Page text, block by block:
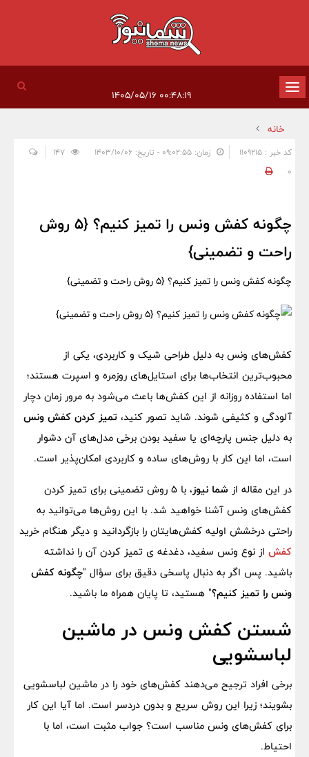
تغییر
وضعیت
ناوبری
خانه
کد خبر : 1109215 زمان: ۰۹:۰۲:۵۵ - تاریخ: ۱۴۰۳/۱۰/۰۶
0
چگونه کفش ونس را تمیز کنیم؟ {5 روش
راحت و تضمینی}
چگونه کفش ونس را تمیز کنیم؟ {5 روش راحت و تضمینی}
کفش‌های ونس به دلیل طراحی شیک و کاربردی، یکی از
محبوب‌ترین انتخاب‌ها برای استایل‌های روزمره و اسپرت هستند؛
اما استفاده روزانه از این کفش‌ها باعث می‌شود به مرور زمان دچار
آلودگی و کثیفی شوند. شاید تصور کنید، تمیز کردن کفش‌ ونس
به دلیل جنس پارچه‌ای یا سفید بودن برخی مدل‌های آن دشوار
است، اما این کار با روش‌های ساده و کاربردی امکان‌پذیر است.
در این مقاله از شما نیوز
، با ۵ روش تضمینی برای تمیز کردن
کفش‌های ونس آشنا خواهید شد. با این روش‌ها می‌توانید به
راحتی درخشش اولیه کفش‌هایتان را بازگردانید و دیگر هنگام خرید
کفش از نوع ونس سفید، دغدغه ی تمیز کردن آن را نداشته
باشید. پس اگر به دنبال پاسخی دقیق برای سؤال "چگونه کفش
ونس را تمیز کنیم؟" هستید، تا پایان همراه ما باشید.
شستن کفش ونس در ماشین
لباسشویی
برخی افراد ترجیح می‌دهند کفش‌های خود را در ماشین لباسشویی
بشویند؛ زیرا این روش سریع و بدون دردسر است. اما آیا این کار
برای کفش‌های ونس مناسب است؟ جواب مثبت است، اما با
احتیاط.